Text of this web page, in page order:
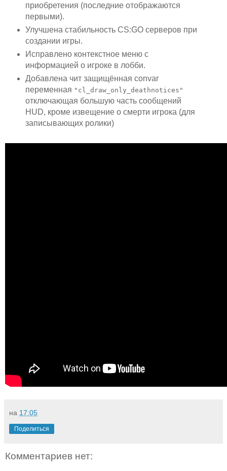
приобретения (последние отображаются
первыми).
Улучшена стабильность CS:GO серверов при
создании игры.
Исправлено контекстное меню с
информацией о игроке в лобби.
Добавлена чит защищённая convar
переменная "cl_draw_only_deathnotices"
отключающая большую часть сообщений
HUD, кроме извещение о смерти игрока (для
записывающих ролики)
на 17:05
Поделиться
Комментариев нет: